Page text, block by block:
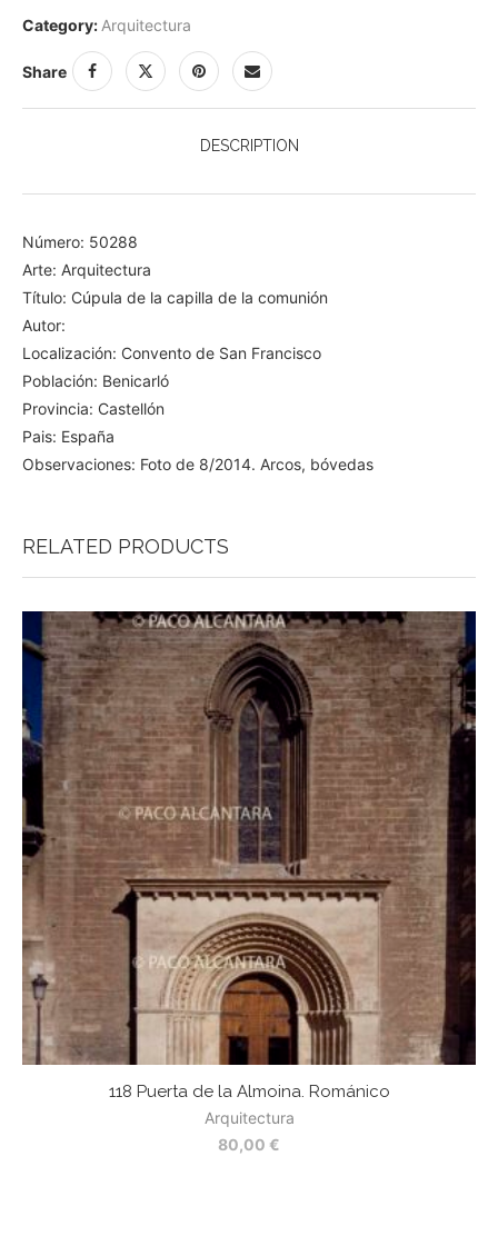
Category: Arquitectura
Share
DESCRIPTION
Número: 50288
Arte: Arquitectura
Título: Cúpula de la capilla de la comunión
Autor:
Localización: Convento de San Francisco
Población: Benicarló
Provincia: Castellón
Pais: España
Observaciones: Foto de 8/2014. Arcos, bóvedas
RELATED PRODUCTS
118 Puerta de la Almoina. Románico
Arquitectura
80,00 €